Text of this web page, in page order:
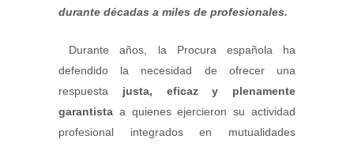
durante décadas a miles de profesionales.
Durante años, la Procura española ha
defendido la necesidad de ofrecer una
respuesta justa, eficaz y plenamente
garantista a quienes ejercieron su actividad
profesional integrados en mutualidades